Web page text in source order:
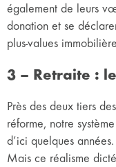
également de leurs
donation et se
plus-values
3 – Retraite :
Près des deux tiers
réforme, notre
d’ici quelques années.
Mais ce réalisme